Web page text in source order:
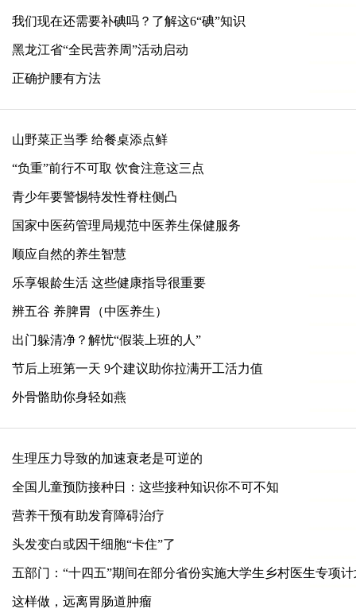
我们现在还需要补碘吗？了解这6“碘”知识
黑龙江省“全民营养周”活动启动
正确护腰有方法
山野菜正当季 给餐桌添点鲜
“负重”前行不可取 饮食注意这三点
青少年要警惕特发性脊柱侧凸
国家中医药管理局规范中医养生保健服务
顺应自然的养生智慧
乐享银龄生活 这些健康指导很重要
辨五谷 养脾胃（中医养生）
出门躲清净？解忧“假装上班的人”
节后上班第一天 9个建议助你拉满开工活力值
外骨骼助你身轻如燕
生理压力导致的加速衰老是可逆的
全国儿童预防接种日：这些接种知识你不可不知
营养干预有助发育障碍治疗
头发变白或因干细胞“卡住”了
五部门：“十四五”期间在部分省份实施大学生乡村医生专项计
这样做，远离胃肠道肿瘤